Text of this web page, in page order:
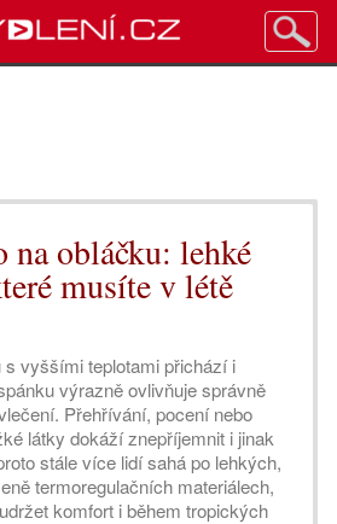
na obláčku: lehké
musíte v létě
s vyššími teplotami přichází i
výrazně ovlivňuje správně
Přehřívání, pocení nebo
látky dokáží znepříjemnit i jinak
stále více lidí sahá po lehkých,
termoregulačních materiálech,
komfort i během tropických